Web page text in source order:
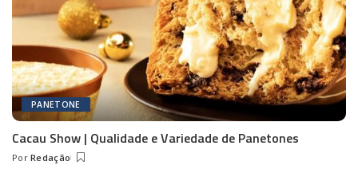
PANETONE
Cacau Show | Qualidade e Variedade de Panetones
Posted
Por Redação